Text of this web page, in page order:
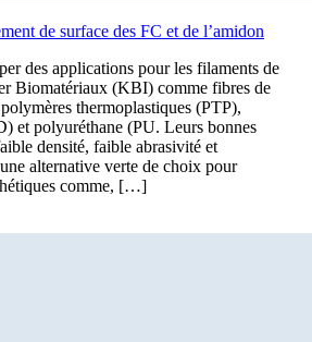
de surface des FC et de l’amidon
des applications pour les filaments de
Biomatériaux (KBI) comme fibres de
thermoplastiques (PTP),
et polyuréthane (PU. Leurs bonnes
densité, faible abrasivité et
alternative verte de choix pour
comme, […]